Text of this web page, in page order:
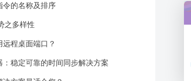
令的名称及排序
之多样性
程桌面端口？
：稳定可靠的时间同步解决方案